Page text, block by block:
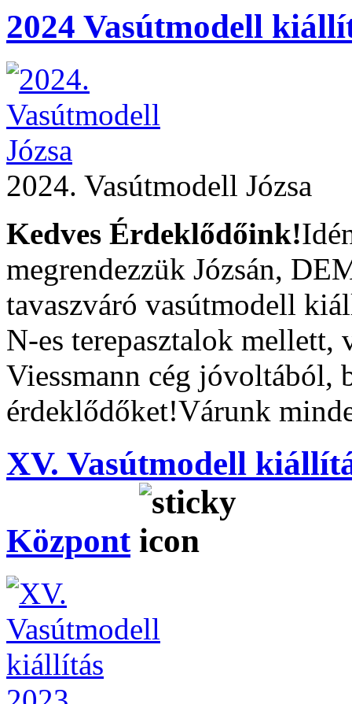
2024 Vasútmodell
2024. Vasútmodell Józsa
Kedves Érdeklődőink!
megrendezzük Józsán,
tavaszváró vasútmodell
N-es terepasztalok mellett,
Viessmann cég jóvoltából,
érdeklődőket!Várunk
XV. Vasútmodell
Központ